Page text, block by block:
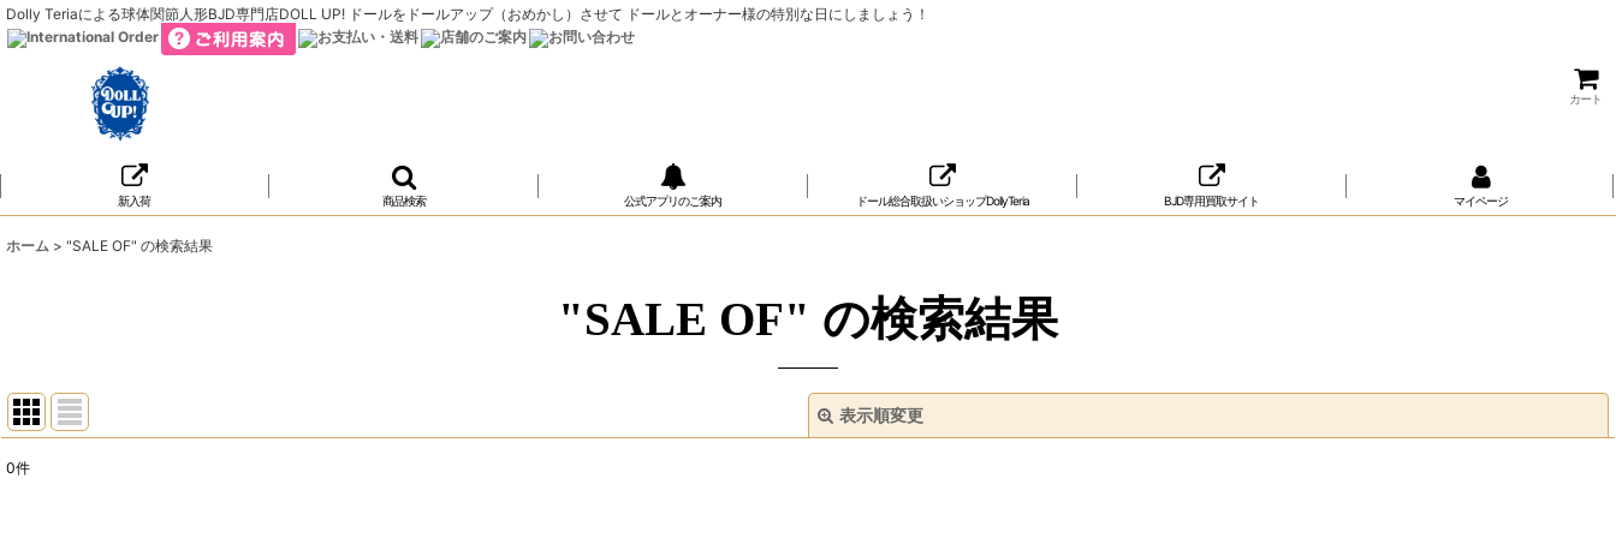
Dolly Teriaによる球体関節人形BJD専門店DOLL UP! ドールをドールアップ（おめかし）させて ドールとオーナー様の特別な日にしましょう！
カート
新入荷 商品検索 公式アプリのご案内 ドール総合取扱いショップDollyTeria BJD専用買取サイト マイページ
ホーム > "SALE OF" の検索結果
"SALE OF" の検索結果
表示順変更
商品検索
0件